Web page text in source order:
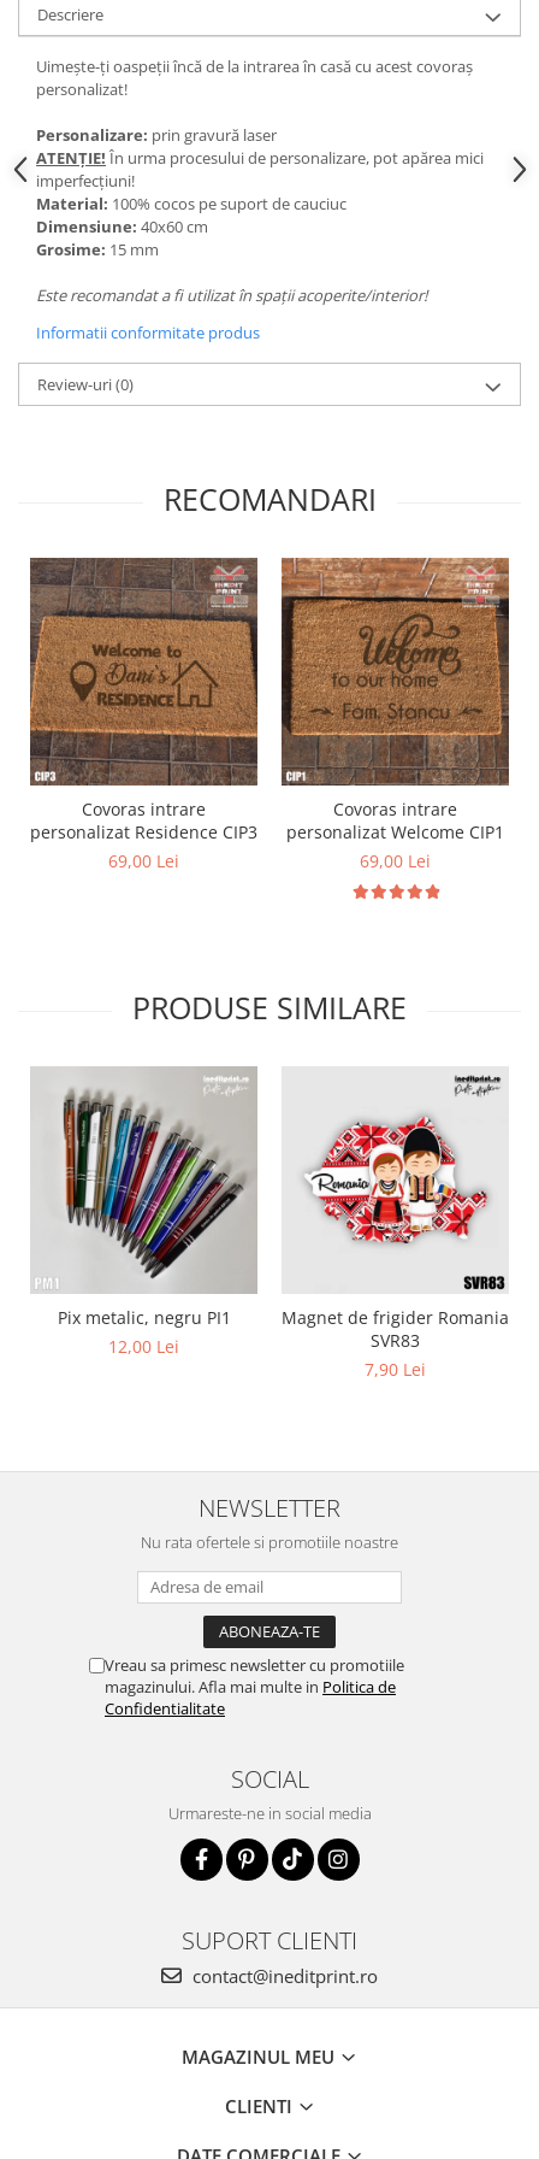
Paste
Ilustratii
Domnisoara / Domnisor
Sporturi
Personaje
Porumbei
Alte limbi
Engleza
Maghiara
Spaniola
Diverse
Toppere Flori
Pachete de toppere
Oferte (Cake Toppers)
Oferte (Toppere Flori)
Pachete Inedite
Stand Prezentare
Oneline (Topper Lateral)
Descriere
Uimește-ți oaspeții încă de la intrarea în casă cu acest covoraș
personalizat!
Personalizare: prin gravură laser
ATENȚIE! În urma procesului de personalizare, pot apărea mici
imperfecțiuni!
Material: 100% cocos pe suport de cauciuc
Dimensiune: 40x60 cm
Grosime: 15 mm
Este recomandat a fi utilizat în spații acoperite/interior!
Informatii conformitate produs
Review-uri(0)
RECOMANDARI
Covoras intrare
personalizat Residence CIP3
69,00 Lei
Covoras intrare
personalizat Welcome CIP1
69,00 Lei
PRODUSE SIMILARE
Pix metalic, negru PI1
12,00 Lei
Magnet de frigider Romania
SVR83
7,90 Lei
NEWSLETTER
Nu rata ofertele si promotiile noastre
Vreau sa primesc newsletter cu promotiile
magazinului. Afla mai multe in Politica de
Confidentialitate
SOCIAL
Urmareste-ne in social media
SUPORT CLIENTI
contact@ineditprint.ro
MAGAZINUL MEU
CLIENTI